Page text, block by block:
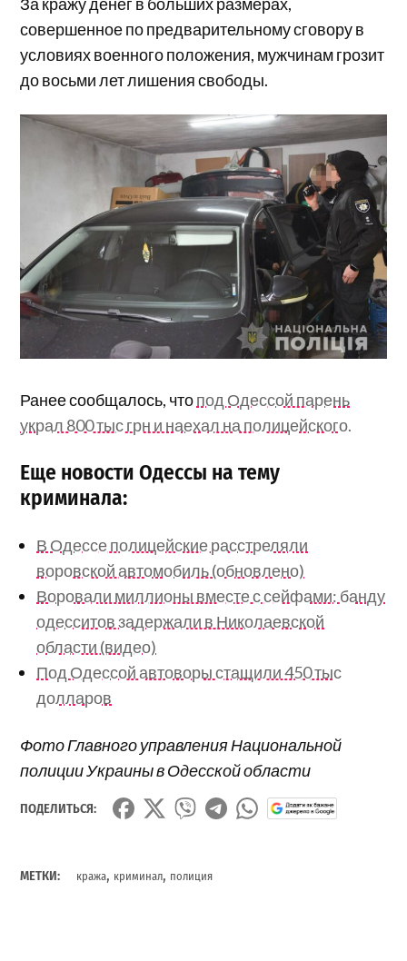
совершенное по предварительному сговору в
условиях военного положения, мужчинам грозит
до восьми лет лишения свободы.
Ранее сообщалось, чтопод Одессой парень
украл 800 тыс грн и наехал на полицейского.
Еще новости Одессы на тему
криминала:
В Одессе полицейские расстреляли
воровской автомобиль (обновлено)
Воровали миллионы вместе с сейфами: банду
одесситов задержали в Николаевской
области (видео)
Под Одессой автоворы стащили 450 тыс
долларов
Фото Главного управления Национальной
полиции Украины в Одесской области
ПОДЕЛИТЬСЯ:
МЕТКИ: кража, криминал, полиция